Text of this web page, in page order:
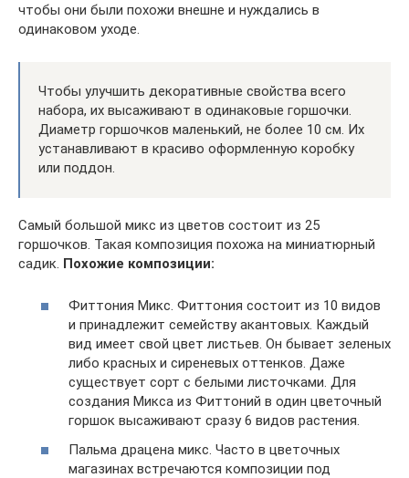
чтобы они были похожи внешне и нуждались в
одинаковом уходе.
Чтобы улучшить декоративные свойства всего
набора, их высаживают в одинаковые горшочки.
Диаметр горшочков маленький, не более 10 см. Их
устанавливают в красиво оформленную коробку
или поддон.
Самый большой микс из цветов состоит из 25
горшочков. Такая композиция похожа на миниатюрный
садик. Похожие композиции:
Фиттония Микс. Фиттония состоит из 10 видов
и принадлежит семейству акантовых. Каждый
вид имеет свой цвет листьев. Он бывает зеленых
либо красных и сиреневых оттенков. Даже
существует сорт с белыми листочками. Для
создания Микса из Фиттоний в один цветочный
горшок высаживают сразу 6 видов растения.
Пальма драцена микс. Часто в цветочных
магазинах встречаются композиции под